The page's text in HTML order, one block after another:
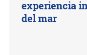
experiencia
del mar